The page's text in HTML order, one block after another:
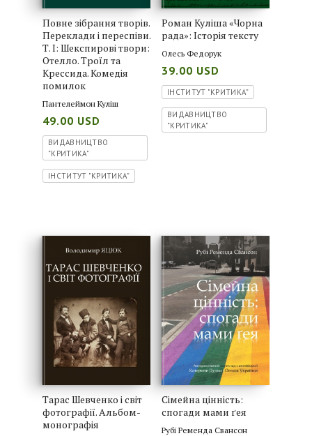
Повне зібрання творів.
Переклади і переспіви.
Т. І: Шекспирові твори:
Отелло. Троїл та
Крессида. Комедія
помилок
Пантелеймон Куліш
49.00 USD
ВИДАВНИЦТВО
"КРИТИКА"
ІНСТИТУТ "КРИТИКА"
Роман Куліша «Чорна
рада»: Історія тексту
Олесь Федорук
39.00 USD
ІНСТИТУТ "КРИТИКА"
ВИДАВНИЦТВО
"КРИТИКА"
Тарас Шевченко і світ
фотографії. Альбом-
монографія
Сімейна цінність:
спогади мами ґея
Рубі Ременда Свансон